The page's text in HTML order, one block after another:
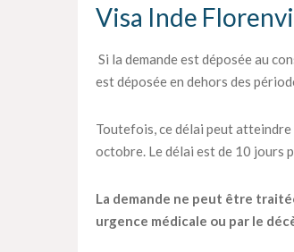
Visa Inde
Si la demande est déposée au
est déposée en dehors des
Toutefois, ce délai peut atteindre
octobre. Le délai est de 10 jours
La demande ne peut être
urgence médicale ou par le